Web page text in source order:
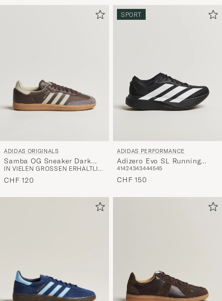
ADIDAS ORIGINALS
Samba OG Sneaker Dark
Brown/Beige
IN VIELEN GRÖSSEN ERHÄLTLICH
CHF 120
SPORT
ADIDAS PERFORMANCE
Adizero Evo SL Running
Sneaker Black/White
41424343444545
CHF 150